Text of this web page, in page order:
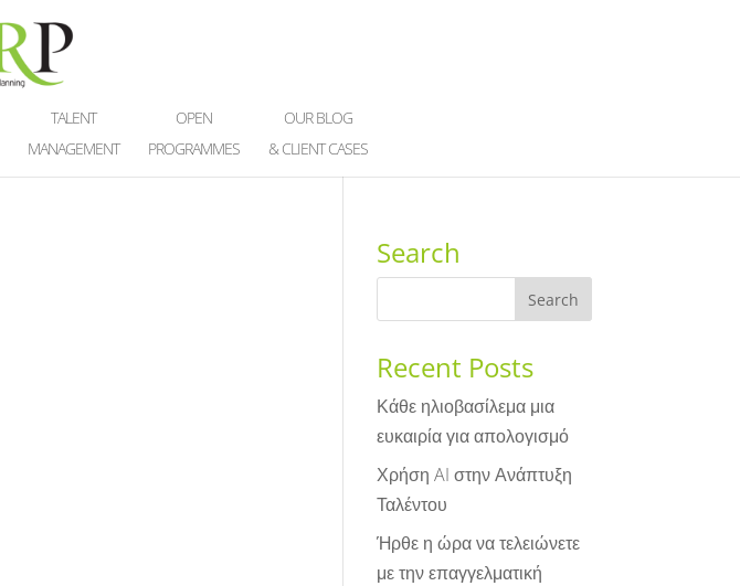
TALENT
MANAGEMENT
OPEN
PROGRAMMES
OUR BLOG
& CLIENT CASES
Search
Recent Posts
Κάθε ηλιοβασίλεμα μια
ευκαιρία για απολογισμό
Χρήση AI στην Ανάπτυξη
Ταλέντου
Ήρθε η ώρα να τελειώνετε
με την επαγγελματική